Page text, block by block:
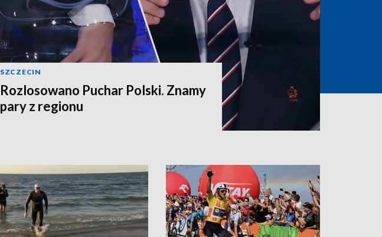
SZCZECIN
Rozlosowano Puchar Polski. Znamy
pary z regionu